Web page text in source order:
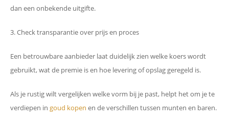
dan een onbekende uitgifte.
3. Check transparantie over prijs en proces
Een betrouwbare aanbieder laat duidelijk zien welke koers wordt
gebruikt, wat de premie is en hoe levering of opslag geregeld is.
Als je rustig wilt vergelijken welke vorm bij je past, helpt het om je te
verdiepen in goud kopen en de verschillen tussen munten en baren.